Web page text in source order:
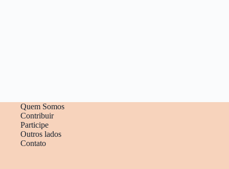
Quem Somos
Contribuir
Participe
Outros lados
Contato